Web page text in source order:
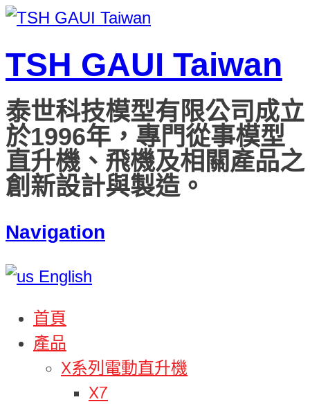
TSH GAUI Taiwan
泰世科技模型有限公司成立
於1996年，專門從事模型
直升機、飛機及相關產品之
創新設計與製造。
Navigation
English
首頁
產品
X系列電動直升機
X7